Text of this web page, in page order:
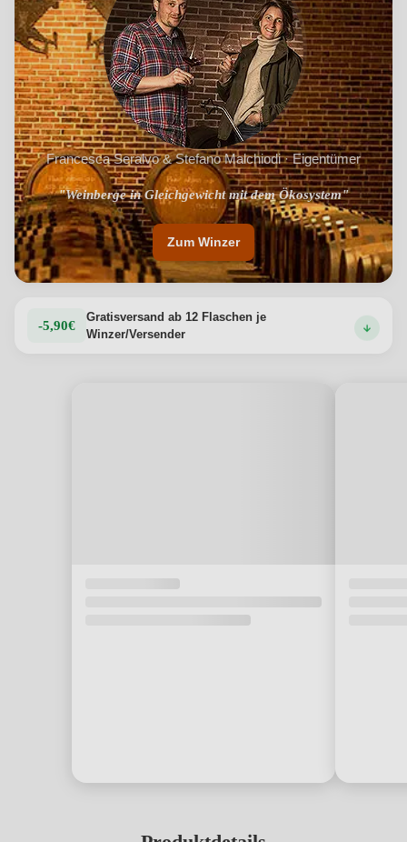
Francesca Seralvo & Stefano Malchiodi · Eigentümer
"Weinberge in Gleichgewicht mit dem Ökosystem"
"Authentische Weine mit einer starker Identität"
Zum Winzer
-5,90€
Gratisversand ab 12 Flaschen je
Winzer/Versender